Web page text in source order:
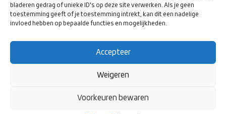
bladeren gedrag of unieke ID's op deze site verwerken. Als je geen
toestemming geeft of je toestemming intrekt, kan dit een nadelige
invloed hebben op bepaalde functies en mogelijkheden.
Accepteer
Weigeren
Voorkeuren bewaren